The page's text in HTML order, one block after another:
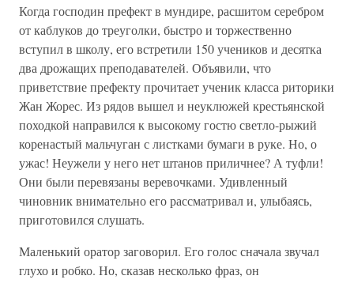
Когда господин префект в мундире, расшитом серебром
от каблуков до треуголки, быстро и торжественно
вступил в школу, его встретили 150 учеников и десятка
два дрожащих преподавателей. Объявили, что
приветствие префекту прочитает ученик класса риторики
Жан Жорес. Из рядов вышел и неуклюжей крестьянской
походкой направился к высокому гостю светло-рыжий
коренастый мальчуган с листками бумаги в руке. Но, о
ужас! Неужели у него нет штанов приличнее? А туфли!
Они были перевязаны веревочками. Удивленный
чиновник внимательно его рассматривал и, улыбаясь,
приготовился слушать.
Маленький оратор заговорил. Его голос сначала звучал
глухо и робко. Но, сказав несколько фраз, он